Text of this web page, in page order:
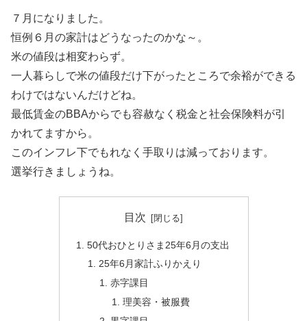
７月になりました。
恒例６月の家計はどうなったのかな～。
米の値段は相変わらず。
一人暮らしで米の値段だけ下がったところで余裕ができる
わけではないんだけどね。
最低賃金のBBAからでも容赦なく税金と社会保険料が引
かれてますから。
このインフレ下でもれなく手取りは減っております。
選挙行きましょうね。
目次
50代おひとりさま25年6月の支出
25年6月家計ふりかえり
赤字課目
理美容・被服費